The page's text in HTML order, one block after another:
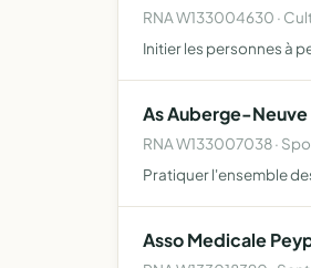
RNA W133004630 ·
Initier les personnes à
As Auberge-Neuve
RNA W133007038 ·
Pratiquer l'ensemble
Asso Medicale